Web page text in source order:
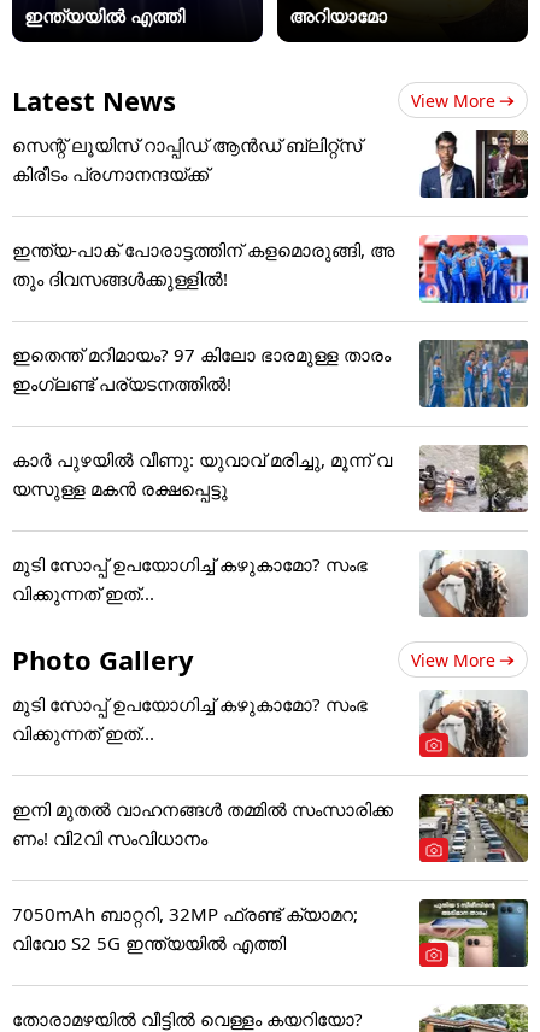
ഇന്ത്യയിൽ എത്തി അറിയാമോ
Latest News View More
സെന്റ് ലൂയിസ് റാപ്പിഡ് ആൻഡ് ബ്ലിറ്റ്സ്
കിരീടം പ്രഗ്നാനന്ദയ്ക്ക്
ഇന്ത്യ-പാക് പോരാട്ടത്തിന് കളമൊരുങ്ങി, അ
തും ദിവസങ്ങള്‍ക്കുള്ളില്‍!
ഇതെന്ത് മറിമായം? 97 കിലോ ഭാരമുള്ള താരം
ഇംഗ്ലണ്ട് പര്യടനത്തില്‍!
കാർ പുഴയിൽ വീണു: യുവാവ് മരിച്ചു, മൂന്ന് വ
യസുള്ള മകൻ രക്ഷപ്പെട്ടു
മുടി സോപ്പ് ഉപയോഗിച്ച് കഴുകാമോ? സംഭ
വിക്കുന്നത് ഇത്...
Photo Gallery View More
മുടി സോപ്പ് ഉപയോഗിച്ച് കഴുകാമോ? സംഭ
വിക്കുന്നത് ഇത്...
ഇനി മുതൽ വാഹനങ്ങൾ തമ്മിൽ സംസാരിക്ക
ണം! വി2വി സംവിധാനം
7050mAh ബാറ്ററി, 32MP ഫ്രണ്ട് ക്യാമറ;
വിവോ S2 5G ഇന്ത്യയിൽ എത്തി
തോരാമഴയിൽ വീട്ടിൽ വെള്ളം കയറിയോ?